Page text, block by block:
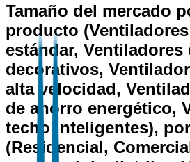
Tamaño del mercado
producto
estándar, Ventiladores
decorativos,
alta velocidad,
de ahorro energético,
techo inteligentes),
(Residencial,